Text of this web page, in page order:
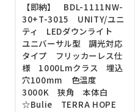
【即納】 BDL-1111NW-
30+T-3015 UNITY/ユニ
ティ LEDダウンライト
ユニバーサル型 調光対応
タイプ フリッカーレス仕
様 1000Lmクラス 埋込
穴100mm 色温度
3000K 狭角 本体白
☆Bulie TERRA HOPE